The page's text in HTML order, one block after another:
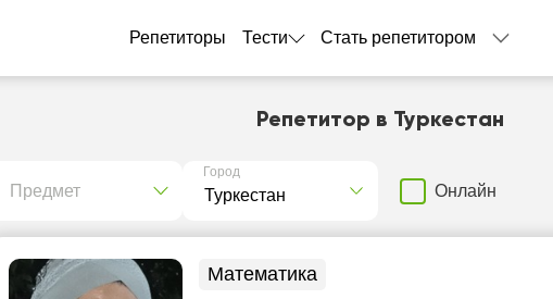
Репетиторы Тести Стать репетитором
Репетитор в Туркестан
Предмет
Город
Онлайн
Математика